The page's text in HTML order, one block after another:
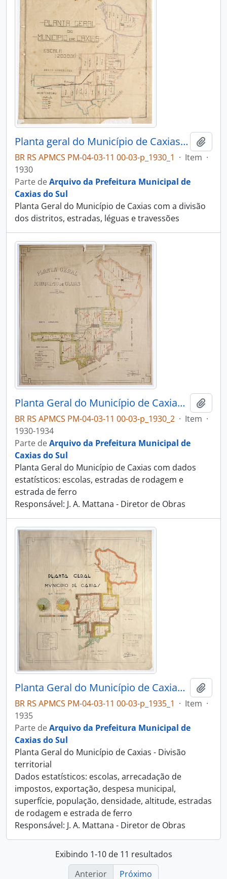
Planta geral do Município de Caxias - Divisão territorial
BR RS APMCS PM-04-03-11 00-03-p_1930_1 · Item ·
1930
Parte deArquivo da Prefeitura Municipal de
Caxias do Sul
Planta Geral do Município de Caxias com a divisão
dos distritos, estradas, léguas e travessões
Planta Geral do Município de Caxias - Divisão territorial
BR RS APMCS PM-04-03-11 00-03-p_1930_2 · Item ·
1930-1934
Parte deArquivo da Prefeitura Municipal de
Caxias do Sul
Planta Geral do Município de Caxias com dados
estatísticos: escolas, estradas de rodagem e
estrada de ferro
Responsável: J. A. Mattana - Diretor de Obras
Planta Geral do Município de Caxias - Divisão territorial
BR RS APMCS PM-04-03-11 00-03-p_1935_1 · Item ·
1935
Parte deArquivo da Prefeitura Municipal de
Caxias do Sul
Planta Geral do Município de Caxias - Divisão
territorial
Dados estatísticos: escolas, arrecadação de
impostos, exportação, despesa municipal,
superfície, população, densidade, altitude, estradas
de rodagem e estrada de ferro
Responsável: J. A. Mattana - Diretor de Obras
Exibindo 1-10 de 11 resultados
Anterior
Próximo